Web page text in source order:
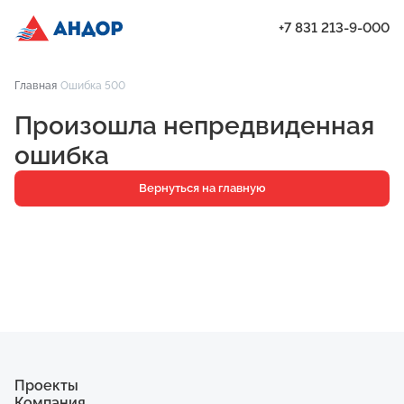
Проекты
Квартиры
Паркинг
Кладовые
+7 831 213-9-000
Главная Ошибка 500
Произошла непредвиденная
ошибка
Вернуться на главную
Проекты